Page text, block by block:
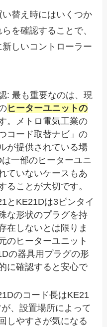
替え時にはいくつか
を確認することで、
しいコントローラー
: 最も重要なのは、現
ヒーターユニットの
。メトロ電気工業の
コード取替ナビ」の
が提供されている場
一部のヒーターユニ
ていないケースもあ
ることが大切です。
とKE21Dは3ピンタイ
な形状のプラグを持
在しないとは限りま
のヒーターユニット
の器具用プラグの形
に確認すると安心で
のコード長はKE21
、設置場所によって
しやすさが気になる